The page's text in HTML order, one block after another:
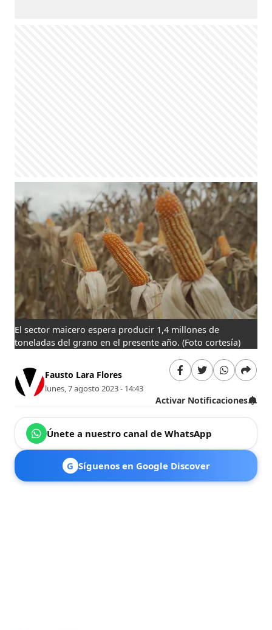
El sector maicero espera producir 1,4 millones de
toneladas del grano en el presente año. (Foto cortesía)
Fausto Lara Flores
lunes, 7 agosto 2023 - 14:43
Activar Notificaciones
Únete a nuestro canal de WhatsApp
G Síguenos en Google Discover